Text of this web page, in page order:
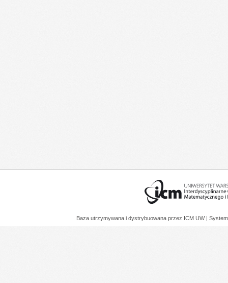
Baza utrzymywana i dystrybuowana przez ICM UW |